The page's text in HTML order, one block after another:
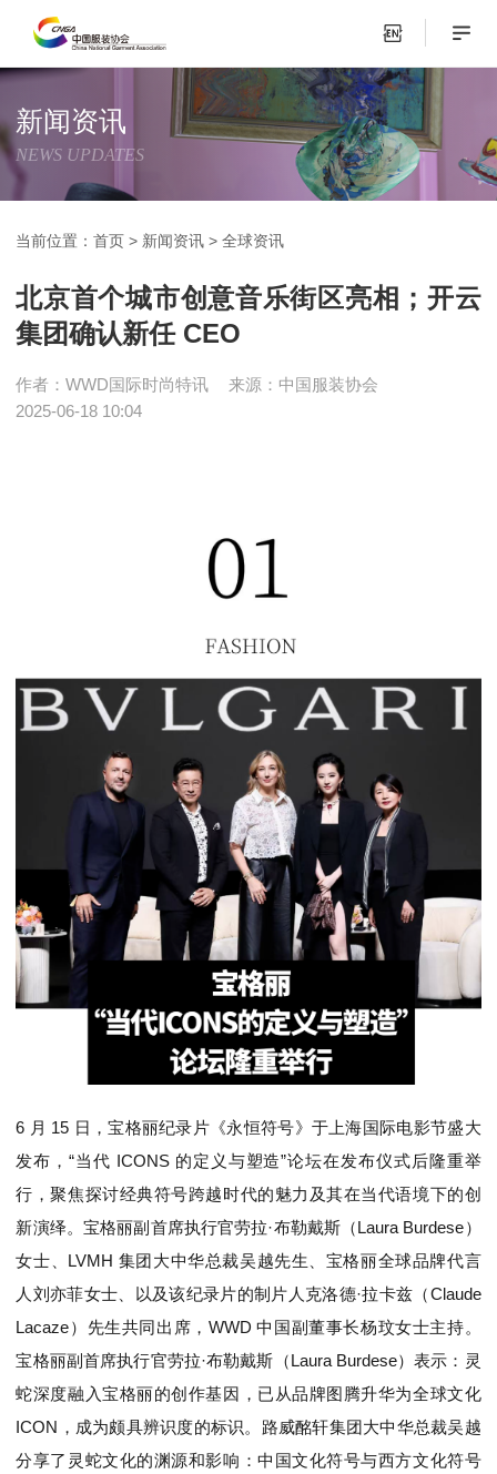
新闻资讯
NEWS UPDATES
当前位置：首页 > 新闻资讯 >全球资讯
北京首个城市创意音乐街区亮相；开云
集团确认新任 CEO
作者：WWD国际时尚特讯
来源：中国服装协会
2025-06-18 10:04
6 月 15 日，宝格丽纪录片《永恒符号》于上海国际电影节盛大
发布，“当代 ICONS 的定义与塑造”论坛在发布仪式后隆重举
行，聚焦探讨经典符号跨越时代的魅力及其在当代语境下的创
新演绎。宝格丽副首席执行官劳拉·布勒戴斯（Laura Burdese）
女士、LVMH 集团大中华总裁吴越先生、宝格丽全球品牌代言
人刘亦菲女士、以及该纪录片的制片人克洛德·拉卡兹（Claude
Lacaze）先生共同出席，WWD 中国副董事长杨玟女士主持。
宝格丽副首席执行官劳拉·布勒戴斯（Laura Burdese）表示：灵
蛇深度融入宝格丽的创作基因，已从品牌图腾升华为全球文化
ICON，成为颇具辨识度的标识。路威酩轩集团大中华总裁吴越
分享了灵蛇文化的渊源和影响：中国文化符号与西方文化符号